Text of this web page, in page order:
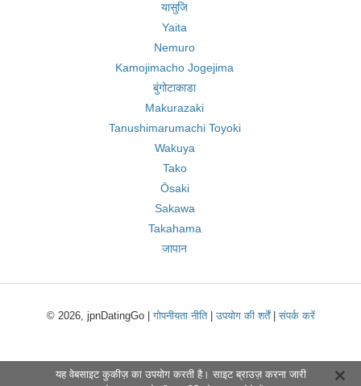
यासुजि
Yaita
Nemuro
Kamojimacho Jogejima
बुंगोटाकाडा
Makurazaki
Tanushimarumachi Toyoki
Wakuya
Tako
Ōsaki
Sakawa
Takahama
जापान
© 2026, jpnDatingGo |गोपनीयता नीति|उपयोग की शर्तें|संपर्क करें
यह वेबसाइट कुकीज़ का उपयोग करती है। साइट ब्राउज़ करना जारी